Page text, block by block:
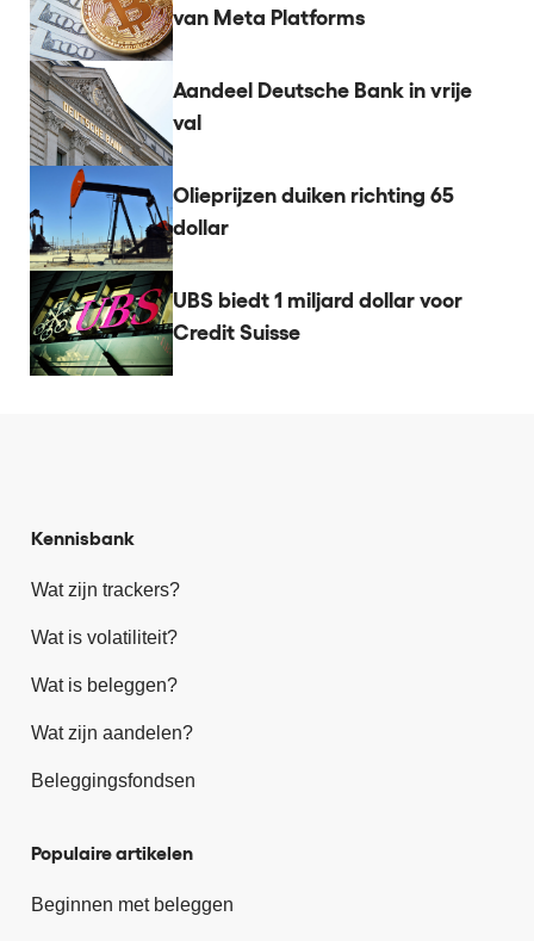
van Meta Platforms
Aandeel Deutsche Bank in vrije
val
Olieprijzen duiken richting 65
dollar
UBS biedt 1 miljard dollar voor
Credit Suisse
Kennisbank
Wat zijn trackers?
Wat is volatiliteit?
Wat is beleggen?
Wat zijn aandelen?
Beleggingsfondsen
Populaire artikelen
Beginnen met beleggen